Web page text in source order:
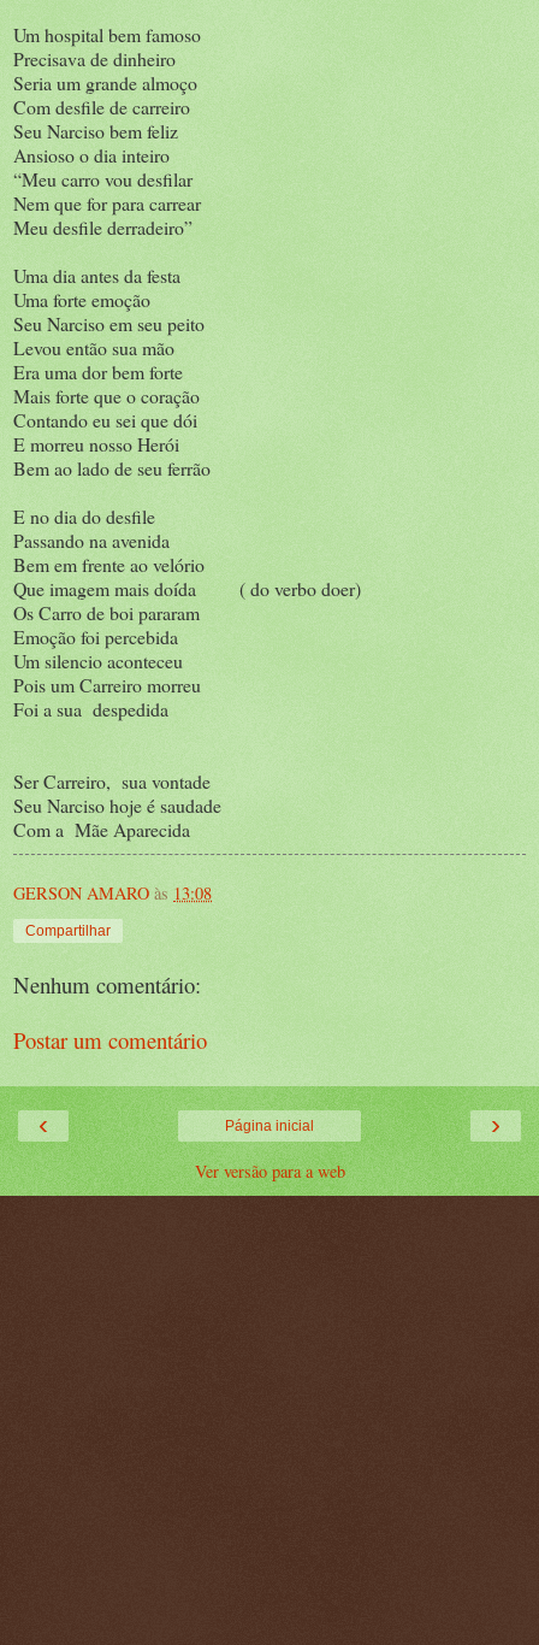
Um hospital bem famoso
Precisava de dinheiro
Seria um grande almoço
Com desfile de carreiro
Seu Narciso bem feliz
Ansioso o dia inteiro
“Meu carro vou desfilar
Nem que for para carrear
Meu desfile derradeiro”
Uma dia antes da festa
Uma forte emoção
Seu Narciso em seu peito
Levou então sua mão
Era uma dor bem forte
Mais forte que o coração
Contando eu sei que dói
E morreu nosso Herói
Bem ao lado de seu ferrão
E no dia do desfile
Passando na avenida
Bem em frente ao velório
Que imagem mais doída ( do verbo doer)
Os Carro de boi pararam
Emoção foi percebida
Um silencio aconteceu
Pois um Carreiro morreu
Foi a sua despedida
Ser Carreiro, sua vontade
Seu Narciso hoje é saudade
Com a Mãe Aparecida
GERSON AMARO às 13:08
Compartilhar
Nenhum comentário:
Postar um comentário
‹ ›
Página inicial
Ver versão para a web